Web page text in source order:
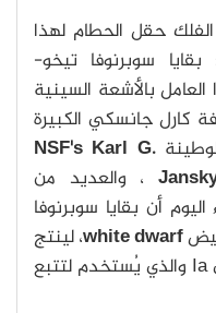
حقل الحطام لهذا
سوبرنوفا تيخو-
بالأشعة السينية
كارل جانسكي الكبيرة
NSF's Karl G.
، والعديد من
أن بقايا سوبرنوفا
، لينتج
بذلك سوبرنوفا من النوع المُسمى Ia والذي يُستخدم لتتبع